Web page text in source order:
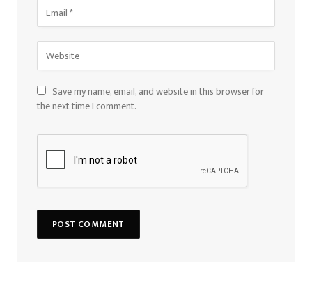
Save my name, email, and website in this browser for
the next time I comment.